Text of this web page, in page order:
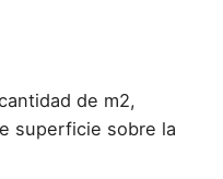
de m2,
superficie sobre la